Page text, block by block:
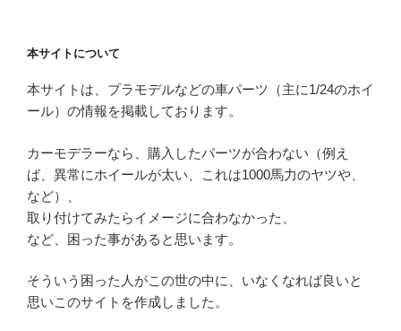
本サイトについて
本サイトは、プラモデルなどの車パーツ（主に1/24のホイ
ール）の情報を掲載しております。
カーモデラーなら、購入したパーツが合わない（例え
ば、異常にホイールが太い、これは1000馬力のヤツや、
など）、
取り付けてみたらイメージに合わなかった、
など、困った事があると思います。
そういう困った人がこの世の中に、いなくなれば良いと
思いこのサイトを作成しました。